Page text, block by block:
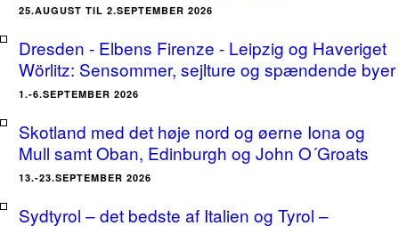
25.AUGUST TIL 2.SEPTEMBER 2026
Dresden - Elbens Firenze - Leipzig og Haveriget
Wörlitz: Sensommer, sejlture og spændende byer
1.-6.SEPTEMBER 2026
Skotland med det høje nord og øerne Iona og
Mull samt Oban, Edinburgh og John O´Groats
13.-23.SEPTEMBER 2026
Sydtyrol – det bedste af Italien og Tyrol –